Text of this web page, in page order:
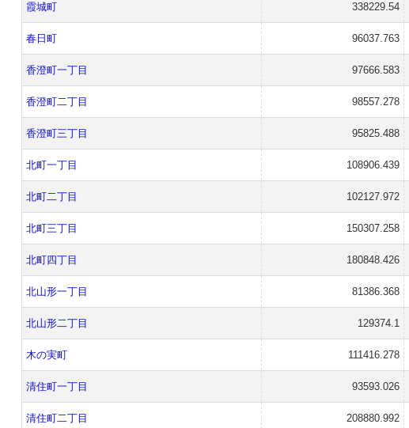
霞城町 338229.54
春日町 96037.763
香澄町一丁目 97666.583
香澄町二丁目 98557.278
香澄町三丁目 95825.488
北町一丁目 108906.439
北町二丁目 102127.972
北町三丁目 150307.258
北町四丁目 180848.426
北山形一丁目 81386.368
北山形二丁目 129374.1
木の実町 111416.278
清住町一丁目 93593.026
清住町二丁目 208880.992